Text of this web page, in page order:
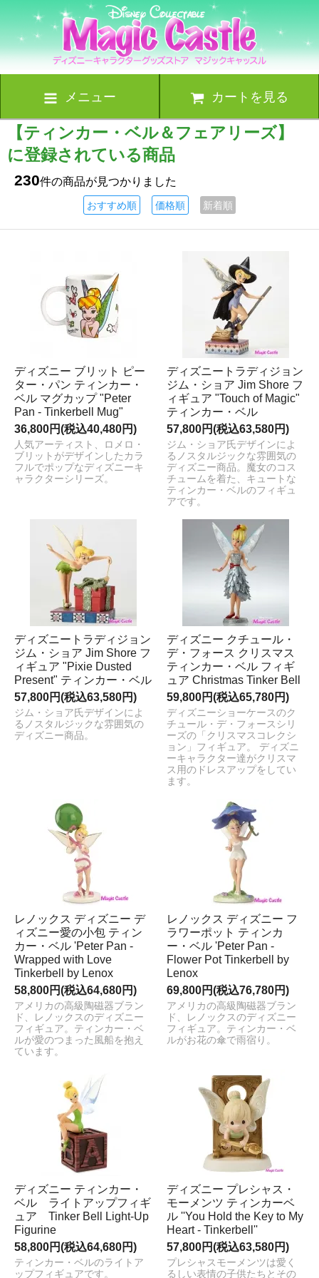
メニュー カートを見る
【ティンカー・ベル＆フェアリーズ】
に登録されている商品
230件の商品が見つかりました
おすすめ順 価格順 新着順
ディズニー ブリット ピー
ター・パン ティンカー・
ベル マグカップ "Peter
Pan - Tinkerbell Mug"
36,800円(税込40,480円)
人気アーティスト、ロメロ・
ブリットがデザインしたカラ
フルでポップなディズニーキ
ャラクターシリーズ。
ディズニートラディジョン
ジム・ショア Jim Shore フ
ィギュア "Touch of Magic"
ティンカー・ベル
57,800円(税込63,580円)
ジム・ショア氏デザインによ
るノスタルジックな雰囲気の
ディズニー商品。魔女のコス
チュームを着た、キュートな
ティンカー・ベルのフィギュ
アです。
ディズニートラディジョン
ジム・ショア Jim Shore フ
ィギュア "Pixie Dusted
Present" ティンカー・ベル
57,800円(税込63,580円)
ジム・ショア氏デザインによ
るノスタルジックな雰囲気の
ディズニー商品。
ディズニー クチュール・
デ・フォース クリスマス
ティンカー・ベル フィギ
ュア Christmas Tinker Bell
59,800円(税込65,780円)
ディズニーショーケースのク
チュール・デ・フォースシリ
ーズの「クリスマスコレクシ
ョン」フィギュア。 ディズニ
ーキャラクター達がクリスマ
ス用のドレスアップをしてい
ます。
レノックス ディズニー デ
ィズニー愛の小包 ティン
カー・ベル 'Peter Pan -
Wrapped with Love
Tinkerbell by Lenox
58,800円(税込64,680円)
アメリカの高級陶磁器ブラン
ド、レノックスのディズニー
フィギュア。ティンカー・ベ
ルが愛のつまった風船を抱え
ています。
レノックス ディズニー フ
ラワーポット ティンカ
ー・ベル 'Peter Pan -
Flower Pot Tinkerbell by
Lenox
69,800円(税込76,780円)
アメリカの高級陶磁器ブラン
ド、レノックスのディズニー
フィギュア。ティンカー・ベ
ルがお花の傘で雨宿り。
ディズニー ティンカー・
ベル ライトアップフィギ
ュア Tinker Bell Light-Up
Figurine
58,800円(税込64,680円)
ティンカー・ベルのライトア
ップフィギュアです。
ディズニー プレシャス・
モーメンツ ティンカーベ
ル ''You Hold the Key to My
Heart - Tinkerbell''
57,800円(税込63,580円)
プレシャスモーメンツは愛く
るしい表情の子供たちとその